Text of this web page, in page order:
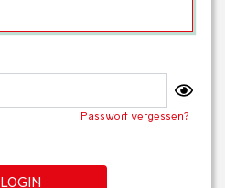
Passwort vergessen?
LOGIN